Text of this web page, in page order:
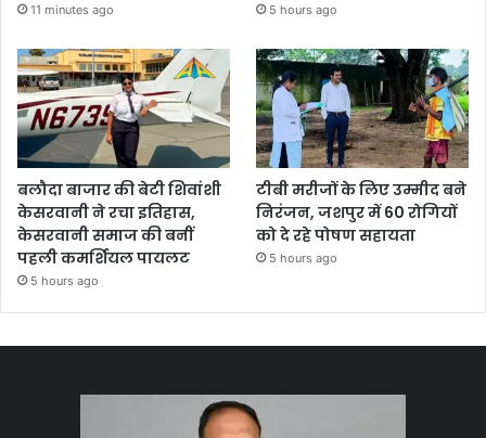
11 minutes ago 5 hours ago
बलौदा बाजार की बेटी शिवांशी
केसरवानी ने रचा इतिहास,
केसरवानी समाज की बनीं
पहली कमर्शियल पायलट
5 hours ago
टीबी मरीजों के लिए उम्मीद बने
निरंजन, जशपुर में 60 रोगियों
को दे रहे पोषण सहायता
5 hours ago